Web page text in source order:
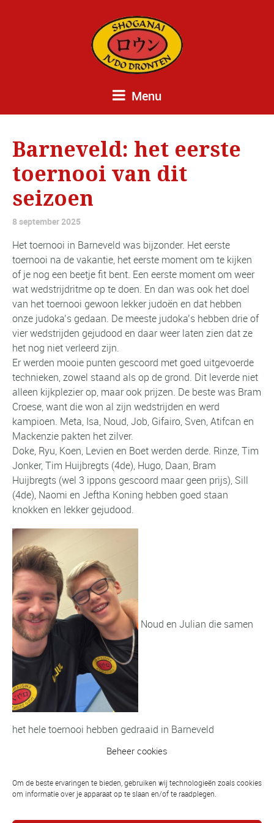
Beheer cookies
Om de beste ervaringen te bieden, gebruiken wij technologieën zoals cookies
om informatie over je apparaat op te slaan en/of te raadplegen.
Menu
Barneveld: het eerste
toernooi van dit
seizoen
8 september 2025
Het toernooi in Barneveld was bijzonder. Het eerste
toernooi na de vakantie, het eerste moment om te kijken
of je nog een beetje fit bent. Een eerste moment om weer
wat wedstrijdritme op te doen. En dan was ook het doel
van het toernooi gewoon lekker judoën en dat hebben
onze judoka’s gedaan. De meeste judoka’s hebben drie of
vier wedstrijden gejudood en daar weer laten zien dat ze
het nog niet verleerd zijn.
Er werden mooie punten gescoord met goed uitgevoerde
technieken, zowel staand als op de grond. Dit leverde niet
alleen kijkplezier op, maar ook prijzen. De beste was Bram
Croese, want die won al zijn wedstrijden en werd
kampioen. Meta, Isa, Noud, Job, Gifairo, Sven, Atifcan en
Mackenzie pakten het zilver.
Doke, Ryu, Koen, Levien en Boet werden derde. Rinze, Tim
Jonker, Tim Huijbregts (4de), Hugo, Daan, Bram
Huijbregts (wel 3 ippons gescoord maar geen prijs), Sill
(4de), Naomi en Jeftha Koning hebben goed staan
knokken en lekker gejudood.
Noud en Julian die samen
het hele toernooi hebben gedraaid in Barneveld
Vorig bericht